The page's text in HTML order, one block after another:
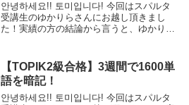
안녕하세요!! 토미입니다! 今回はスパルタ
受講生のゆかりらさんにお越し頂きまし
た！実績の方の結論から言うと、ゆかりら
た12/22で、TOPIKの模擬試験を受...
【TOPIK2級合格】3週間で1600単
語を暗記！
안녕하세요!! 토미입니다! 今回はスパルタ